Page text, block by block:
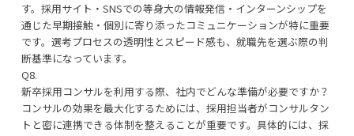
す。採用サイト・SNSでの等身大の情報発信・インターンシップを
通じた早期接触・個別に寄り添ったコミュニケーションが特に重要
です。選考プロセスの透明性とスピード感も、就職先を選ぶ際の判
断基準になっています。
Q8.
新卒採用コンサルを利用する際、社内でどんな準備が必要ですか？
コンサルの効果を最大化するためには、採用担当者がコンサルタン
トと密に連携できる体制を整えることが重要です。具体的には、採